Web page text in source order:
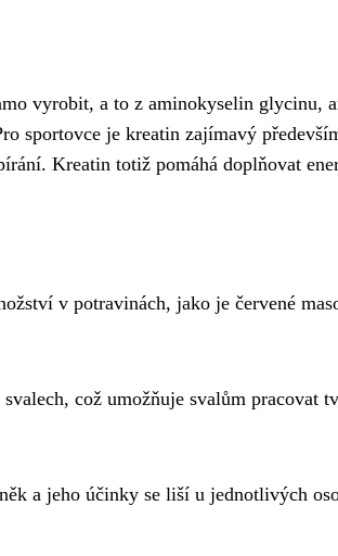
vyrobit, a to z aminokyselin
sportovce je kreatin zajímavý
Kreatin totiž pomáhá doplňovat
v potravinách, jako je červené
což umožňuje svalům pracovat
a jeho účinky se liší u jednotlivých